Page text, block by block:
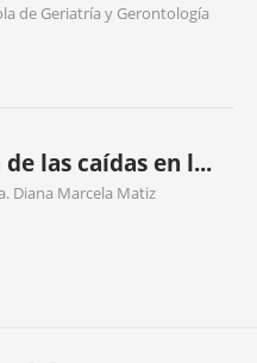
de Geriatría y Gerontología
las caídas en l...
Diana Marcela Matiz